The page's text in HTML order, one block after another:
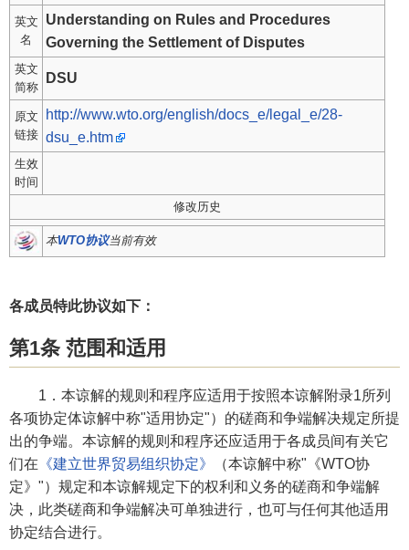
英文
名
Understanding on Rules and Procedures
Governing the Settlement of Disputes
英文
简称
DSU
原文
链接
http://www.wto.org/english/docs_e/legal_e/28-
dsu_e.htm
生效
时间
修改历史
本WTO协议当前有效
各成员特此协议如下：
第1条 范围和适用
1．本谅解的规则和程序应适用于按照本谅解附录1所列
各项协定体谅解中称"适用协定"）的磋商和争端解决规定所提
出的争端。本谅解的规则和程序还应适用于各成员间有关它
们在 《建立世界贸易组织协定》
（本谅解中称"《WTO协
定》"）规定和本谅解规定下的权利和义务的磋商和争端解
决，此类磋商和争端解决可单独进行，也可与任何其他适用
协定结合进行。